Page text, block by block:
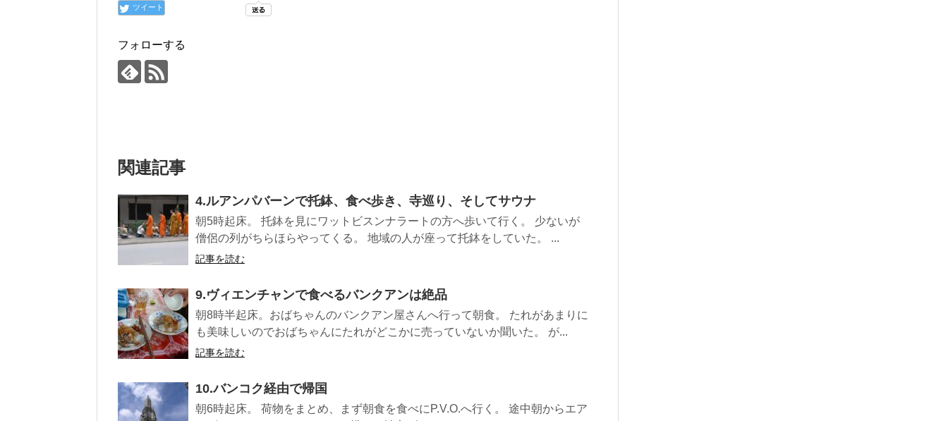
ツイート
フォローする
関連記事
4.ルアンパバーンで托鉢、食べ歩き、寺巡り、そしてサウナ
朝5時起床。 托鉢を見にワットビスンナラートの方へ歩いて行く。 少ないが
僧侶の列がちらほらやってくる。 地域の人が座って托鉢をしていた。 ...
記事を読む
9.ヴィエンチャンで食べるバンクアンは絶品
朝8時半起床。おばちゃんのバンクアン屋さんへ行って朝食。 たれがあまりに
も美味しいのでおばちゃんにたれがどこかに売っていないか聞いた。 が...
記事を読む
10.バンコク経由で帰国
朝6時起床。 荷物をまとめ、まず朝食を食べにP.V.O.へ行く。 途中朝からエア